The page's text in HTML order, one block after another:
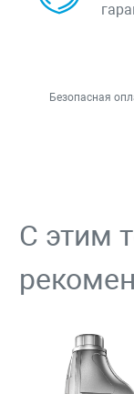
Безопасная
С этим